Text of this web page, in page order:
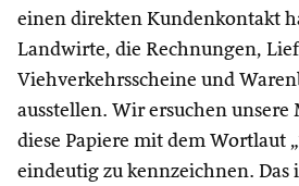
einen direkten Kundenkontakt
Landwirte, die Rechnungen,
Viehverkehrsscheine und
ausstellen. Wir ersuchen
diese Papiere mit dem Wortlaut „
eindeutig zu kennzeichnen. Das